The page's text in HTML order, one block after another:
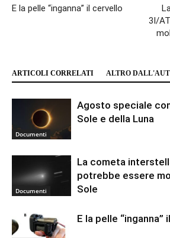
E la pelle “inganna” il cervello
3I/
ARTICOLI CORRELATI ALTRO
Documenti
Agosto speciale
Sole e della Luna
Documenti
La cometa
potrebbe essere
Sole
E la pelle “inganna”